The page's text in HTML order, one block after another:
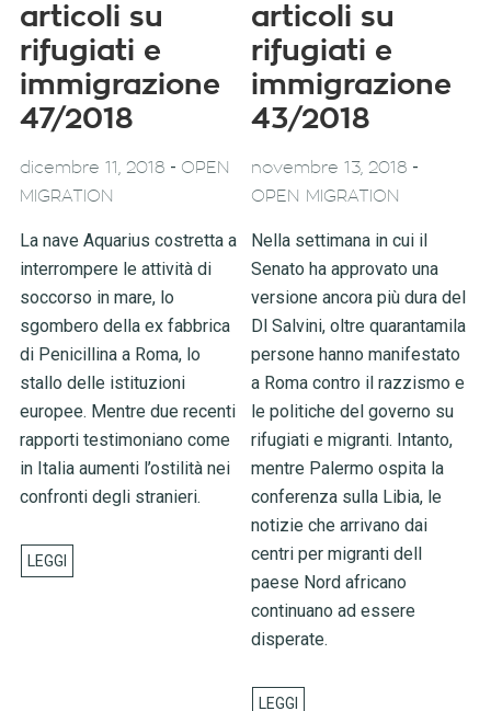
articoli su
rifugiati e
immigrazione
47/2018
dicembre 11, 2018 - OPEN
MIGRATION
La nave Aquarius costretta a
interrompere le attività di
soccorso in mare, lo
sgombero della ex fabbrica
di Penicillina a Roma, lo
stallo delle istituzioni
europee. Mentre due recenti
rapporti testimoniano come
in Italia aumenti l’ostilità nei
confronti degli stranieri.
articoli su
rifugiati e
immigrazione
43/2018
novembre 13, 2018 -
OPEN MIGRATION
Nella settimana in cui il
Senato ha approvato una
versione ancora più dura del
Dl Salvini, oltre quarantamila
persone hanno manifestato
a Roma contro il razzismo e
le politiche del governo su
rifugiati e migranti. Intanto,
mentre Palermo ospita la
conferenza sulla Libia, le
notizie che arrivano dai
centri per migranti dell
paese Nord africano
continuano ad essere
disperate.